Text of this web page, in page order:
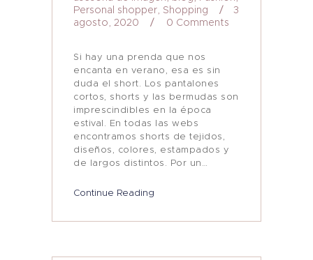
Personal shopper, Shopping
3
agosto, 2020
0 Comments
Si hay una prenda que nos
encanta en verano, esa es sin
duda el short. Los pantalones
cortos, shorts y las bermudas son
imprescindibles en la época
estival. En todas las webs
encontramos shorts de tejidos,
diseños, colores, estampados y
de largos distintos. Por un…
Continue Reading